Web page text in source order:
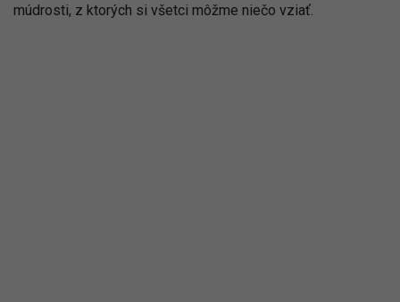
múdrosti, z ktorých si všetci môžme niečo vziať.